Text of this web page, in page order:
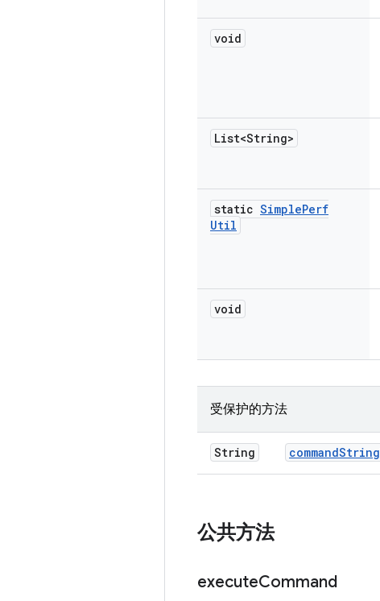
void
List<String>
static SimplePerf
Util
void
受保护的方法
String commandString
公共方法
executeCommand